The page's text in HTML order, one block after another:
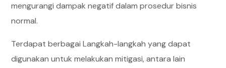
mengurangi dampak negatif dalam prosedur bisnis
normal.
Terdapat berbagai Langkah-langkah yang dapat
digunakan untuk melakukan mitigasi, antara lain